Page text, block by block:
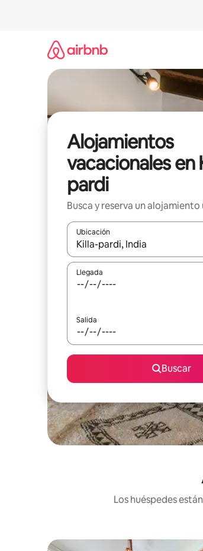
Alojamientos
vacacionales en
pardi
Busca y reserva un
Ubicación
Cuando los resultados estén
Llegada
Salida
Buscar
Los huéspedes